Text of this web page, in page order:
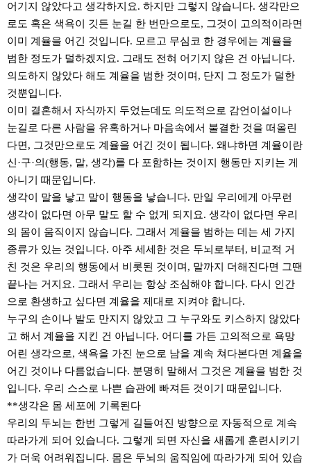
어기지 않았다고 생각하지요. 하지만 그렇지 않습니다. 생각만으
로도 혹은 색욕이 깃든 눈길 한 번만으로도, 그것이 고의적이라면
이미 계율을 어긴 것입니다. 모르고 무심코 한 경우에는 계율을
범한 정도가 덜하겠지요. 그래도 전혀 어기지 않은 건 아닙니다.
의도하지 않았다 해도 계율을 범한 것이며, 단지 그 정도가 덜한
것뿐입니다.
이미 결혼해서 자식까지 두었는데도 의도적으로 감언이설이나
눈길로 다른 사람을 유혹하거나 마음속에서 불결한 것을 떠올린
다면, 그것만으로도 계율을 어긴 것이 됩니다. 왜냐하면 계율이란
신·구·의(행동, 말, 생각)를 다 포함하는 것이지 행동만 지키는 게
아니기 때문입니다.
생각이 말을 낳고 말이 행동을 낳습니다. 만일 우리에게 아무런
생각이 없다면 아무 말도 할 수 없게 되지요. 생각이 없다면 우리
의 몸이 움직이지 않습니다. 그래서 계율을 범하는 데는 세 가지
종류가 있는 것입니다. 아주 세세한 것은 두뇌로부터, 비교적 거
친 것은 우리의 행동에서 비롯된 것이며, 말까지 더해진다면 그땐
끝나는 거지요. 그래서 우리는 항상 조심해야 합니다. 다시 인간
으로 환생하고 싶다면 계율을 제대로 지켜야 합니다.
누구의 손이나 발도 만지지 않았고 그 누구와도 키스하지 않았다
고 해서 계율을 지킨 건 아닙니다. 어디를 가든 고의적으로 욕망
어린 생각으로, 색욕을 가진 눈으로 남을 계속 쳐다본다면 계율을
어긴 것이나 다름없습니다. 분명히 말해서 그것은 계율을 범한 것
입니다. 우리 스스로 나쁜 습관에 빠져든 것이기 때문입니다.
**생각은 몸 세포에 기록된다
우리의 두뇌는 한번 그렇게 길들여진 방향으로 자동적으로 계속
따라가게 되어 있습니다. 그렇게 되면 자신을 새롭게 훈련시키기
가 더욱 어려워집니다. 몸은 두뇌의 움직임에 따라가게 되어 있습